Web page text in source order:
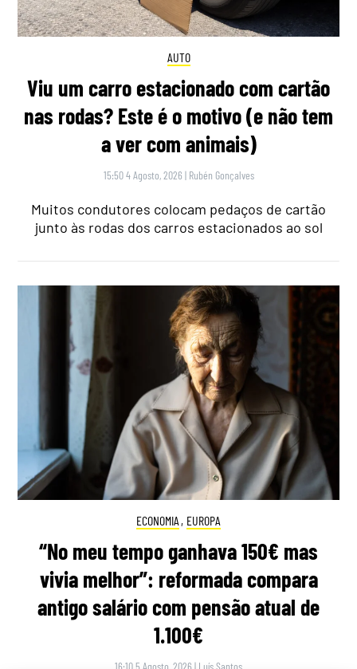
AUTO
Viu um carro estacionado com cartão
nas rodas? Este é o motivo (e não tem
a ver com animais)
15:50 4 Agosto, 2026 | Rubén Gonçalves
Muitos condutores colocam pedaços de cartão
junto às rodas dos carros estacionados ao sol
ECONOMIA , EUROPA
“No meu tempo ganhava 150€ mas
vivia melhor”: reformada compara
antigo salário com pensão atual de
1.100€